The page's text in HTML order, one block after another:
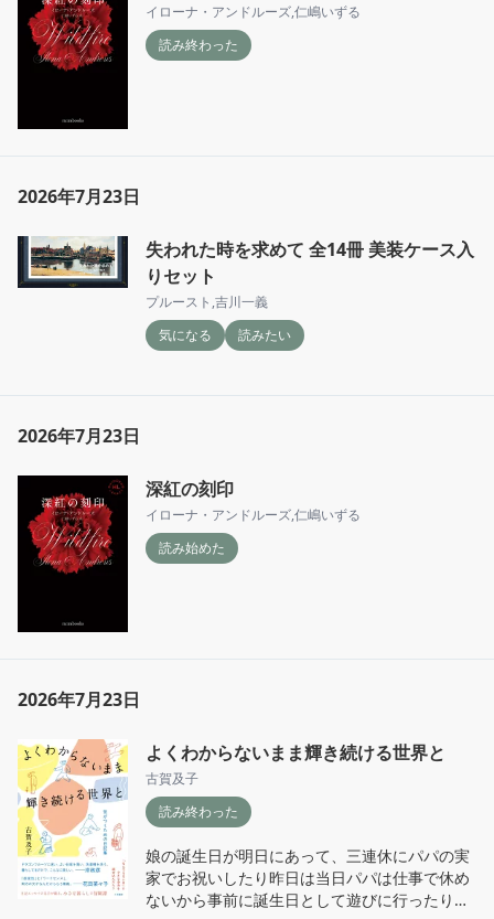
イローナ・アンドルーズ,仁嶋いずる
読み終わった
2026年7月23日
失われた時を求めて 全14冊 美装ケース入
りセット
プルースト ,吉川一義
気になる
読みたい
2026年7月23日
深紅の刻印
イローナ・アンドルーズ,仁嶋いずる
読み始めた
2026年7月23日
よくわからないまま輝き続ける世界と
古賀及子
読み終わった
娘の誕生日が明日にあって、三連休にパパの実
家でお祝いしたり昨日は当日パパは仕事で休め
ないから事前に誕生日として遊びに行ったりと